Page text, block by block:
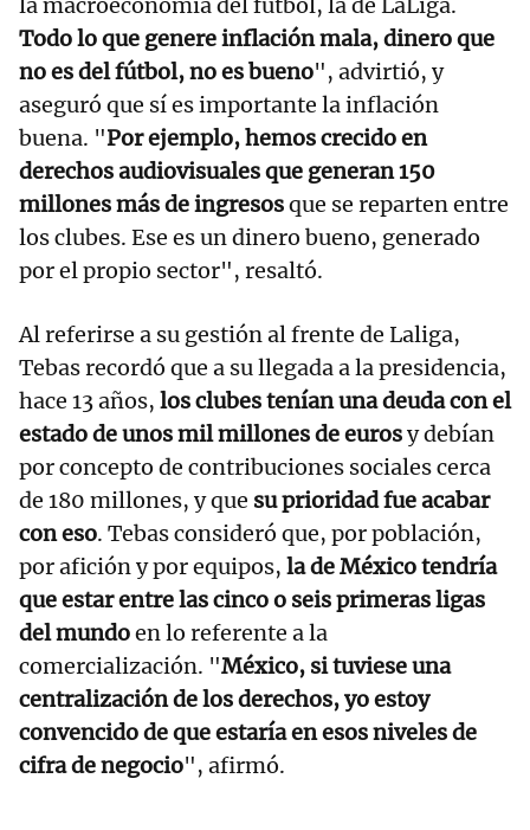
la macroeconomía del fútbol, la de LaLiga.
Todo lo que genere inflación mala, dinero que
no es del fútbol, no es bueno", advirtió, y
aseguró que sí es importante la inflación
buena. "Por ejemplo, hemos crecido en
derechos audiovisuales que generan 150
millones más de ingresosque se reparten entre
los clubes. Ese es un dinero bueno, generado
por el propio sector", resaltó.
Al referirse a su gestión al frente de Laliga,
Tebas recordó que a su llegada a la presidencia,
hace 13 años, los clubes tenían una deuda con el
estado de unos mil millones de eurosy debían
por concepto de contribuciones sociales cerca
de 180 millones, y que su prioridad fue acabar
con eso. Tebas consideró que, por población,
por afición y por equipos, la de México tendría
que estar entre las cinco o seis primeras ligas
del mundoen lo referente a la
comercialización. "México, si tuviese una
centralización de los derechos, yo estoy
convencido de que estaría en esos niveles de
cifra de negocio", afirmó.